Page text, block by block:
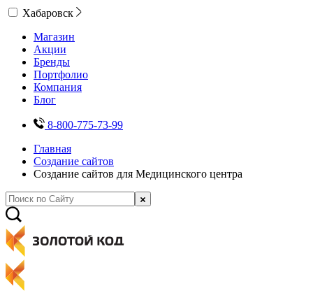
Хабаровск
Магазин
Акции
Бренды
Портфолио
Компания
Блог
8-800-775-73-99
Главная
Создание сайтов
Создание сайтов для Медицинского центра